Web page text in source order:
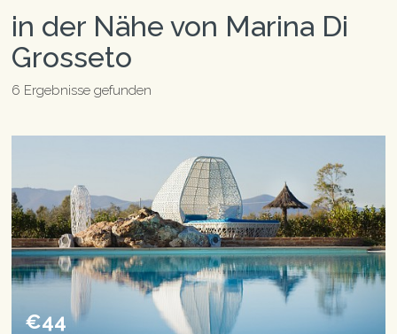
in der Nähe von Marina Di
Grosseto
6 Ergebnisse gefunden
€44